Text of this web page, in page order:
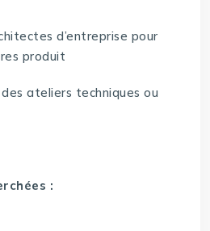
d’entreprise pour
produit
ateliers techniques ou
: